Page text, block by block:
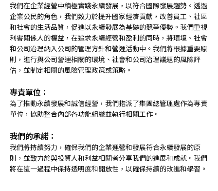
我們在企業經營中積極實踐永續發展，以符合國際發展趨勢。透過
企業公民的角色，我們致力於提升國家經濟貢獻，改善員工、社區
和社會的生活品質，促進以永續發展為基礎的競爭優勢。我們重視
利害關係人的權益，在追求永續經營和盈利的同時，將環境、社會
和公司治理納入公司的管理方針和營運活動中。我們將根據重要原
則，進行與公司營運相關的環境、社會和公司治理議題的風險評
估，並制定相關的風險管理政策或策略。
專責單位：
為了推動永續發展和誠信經營，我們指派了集團總管理處作為專責
單位，協助整合內部各功能組織並執行相關工作。
我們的承諾：
我們將持續努力，確保我們的企業運營和發展符合永續發展的原
則，並致力於與投資人和利益相關者分享我們的進展和成就。我們
將在這一過程中保持透明度和開放性，以確保持續的改進和學習。